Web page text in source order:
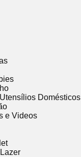
Domésticos
e Videos